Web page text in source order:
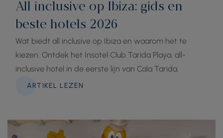
All inclusive op Ibiza: gids en
beste hotels 2026
Wat biedt all inclusive op Ibiza en waarom het te
kiezen. Ontdek het Insotel Club Tarida Playa, all-
inclusive hotel in de eerste lijn van Cala Tarida.
ARTIKEL LEZEN